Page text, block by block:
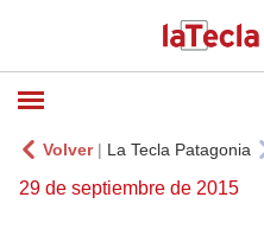
Volver| La Tecla Patagonia
29 de septiembre de 2015